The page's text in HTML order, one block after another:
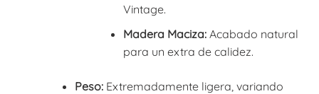
Vintage.
Madera Maciza: Acabado natural
para un extra de calidez.
Peso:Extremadamente ligera, variando